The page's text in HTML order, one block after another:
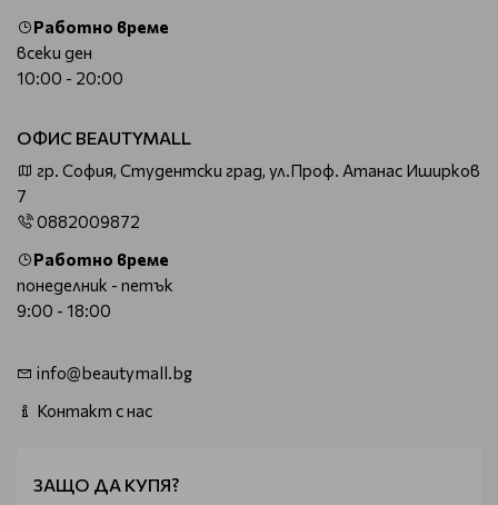
Работно време
всеки ден
10:00 - 20:00
ОФИС BEAUTYMALL
гр. София, Студентски град, ул.Проф. Атанас Иширков
7
0882009872
Работно време
понеделник - петък
9:00 - 18:00
info@beautymall.bg
Контакт с нас
ЗАЩО ДА КУПЯ?